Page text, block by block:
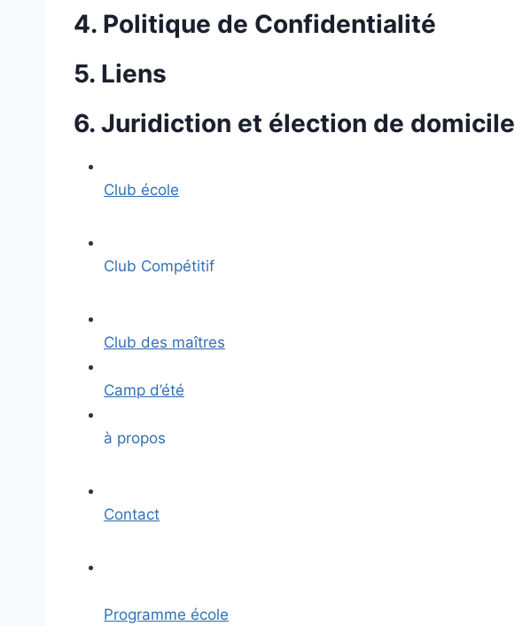
4. Politique de Confidentialité
5. Liens
6. Juridiction et élection de domicile
Club école
Club Compétitif
Club des maîtres
Camp d’été
à propos
Contact
Programme école